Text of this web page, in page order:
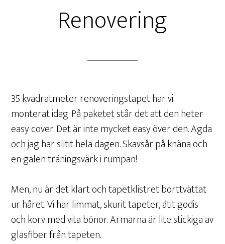
Renovering
35 kvadratmeter renoveringstapet har vi
monterat idag. På paketet står det att den heter
easy cover. Det är inte mycket easy över den. Agda
och jag har slitit hela dagen. Skavsår på knäna och
en galen träningsvärk i rumpan!
Men, nu är det klart och tapetklistret borttvättat
ur håret. Vi har limmat, skurit tapeter, ätit godis
och korv med vita bönor. Armarna är lite stickiga av
glasfiber från tapeten.